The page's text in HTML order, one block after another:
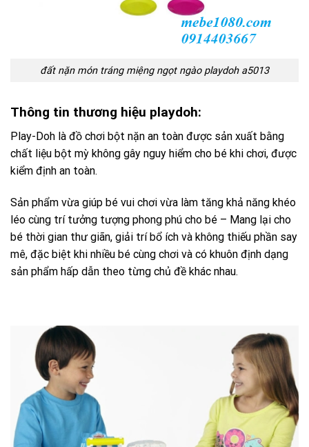
đất nặn món tráng miệng ngọt ngào playdoh a5013
Thông tin thương hiệu playdoh:
Play-Doh là đồ chơi bột nặn an toàn được sản xuất bằng
chất liệu bột mỳ không gây nguy hiểm cho bé khi chơi, được
kiểm định an toàn.
Sản phẩm vừa giúp bé vui chơi vừa làm tăng khả năng khéo
léo cùng trí tưởng tượng phong phú cho bé – Mang lại cho
bé thời gian thư giãn, giải trí bổ ích và không thiếu phần say
mê, đặc biệt khi nhiều bé cùng chơi và có khuôn định dạng
sản phẩm hấp dẫn theo từng chủ đề khác nhau.